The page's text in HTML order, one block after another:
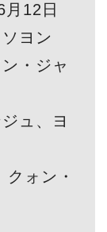
12日
ヨン
・ジャ
ュ、ヨ
ォン・